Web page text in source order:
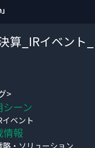
算_IRイベント_
>
シーン
イベント
情報
略・ソリューション